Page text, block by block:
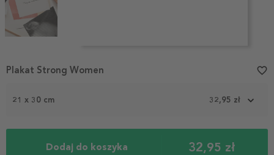
1
21 x 30 cm 32,95 zł
Dodaj do koszyka 32,95 zł
Plakat Strong Women favorite_border